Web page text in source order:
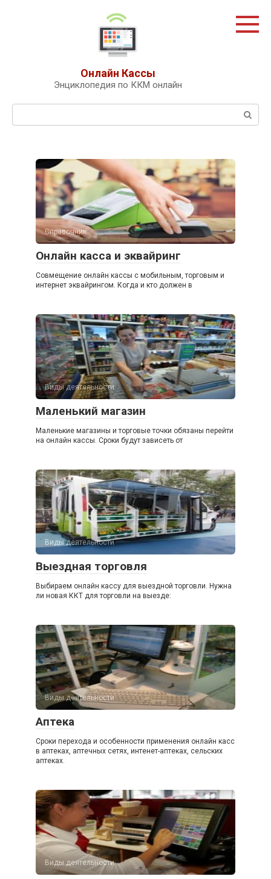
Онлайн Кассы
Энциклопедия по ККМ онлайн
Поиск:
Справочник
Онлайн касса и эквайринг
Совмещение онлайн кассы с мобильным, торговым и
интернет эквайрингом. Когда и кто должен в
Виды деятельности
Маленький магазин
Маленькие магазины и торговые точки обязаны перейти
на онлайн кассы. Сроки будут зависеть от
Виды деятельности
Выездная торговля
Выбираем онлайн кассу для выездной торговли. Нужна
ли новая ККТ для торговли на выезде:
Виды деятельности
Аптека
Сроки перехода и особенности применения онлайн касс
в аптеках, аптечных сетях, интенет-аптеках, сельских
аптеках.
Виды деятельности